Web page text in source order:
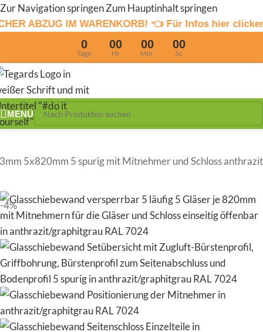
Zur Navigation springenZum Hauptinhalt springen
WARENKORB! 👈 Für Infos hier clicken4%
0
Tage
00
Hr
00
Min.
00
Sc
MENÜ
5x820mm 5 spurig mit Mitnehmer und Schloss anthrazit
-4%